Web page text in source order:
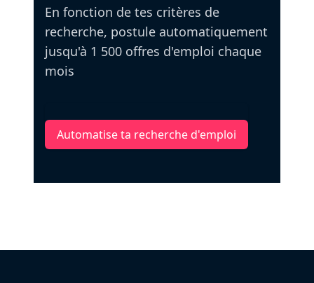
En fonction de tes critères de
recherche, postule automatiquement
jusqu'à 1 500 offres d'emploi chaque
mois
Automatise ta recherche d'emploi